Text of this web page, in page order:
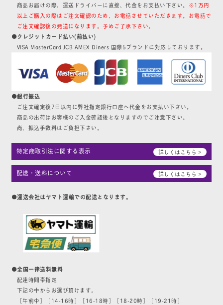
商品お届けの際、運送ドライバーに直接、代金をお支払い下さい。 ※1万円
以上ご購入の際はご注文確認のため、お電話させていただきます。お電話で
ご注文確認後の発送になります。予めご了承下さい。
●クレジットカード払い(前払い)
VISA MasterCard JCB AMEX Diners 国際5ブランドに対応しております。
●銀行振込
ご注文確定後7日以内に弊社指定銀行口座へ代金をお支払い下さい。
商品の出荷はお客様のご入金確認後となりますのでご注意下さい。
尚、振込手数料はご負担下さい。
特定商取引法に関する表示 詳しくはこちら >
配送・送料について 詳しくはこちら >
●運送会社はヤマト運輸での配送となります。
●全国一律送料無料
配達時間帯指定
下記の中からお選び頂けます。
［午前中］［14-16時］［16-18時］［18-20時］［19-21時］